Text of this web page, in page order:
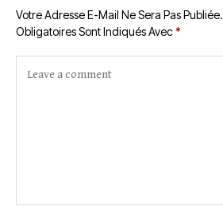
Votre Adresse E-Mail Ne Sera Pas Publiée.
Obligatoires Sont Indiqués Avec*